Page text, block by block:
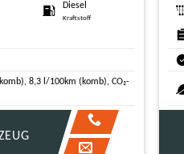
Diesel
Kraftstoff
8,3 l/100km (komb), CO₂-